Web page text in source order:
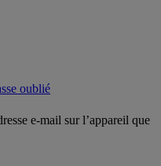
oublié
e-mail sur l’appareil que